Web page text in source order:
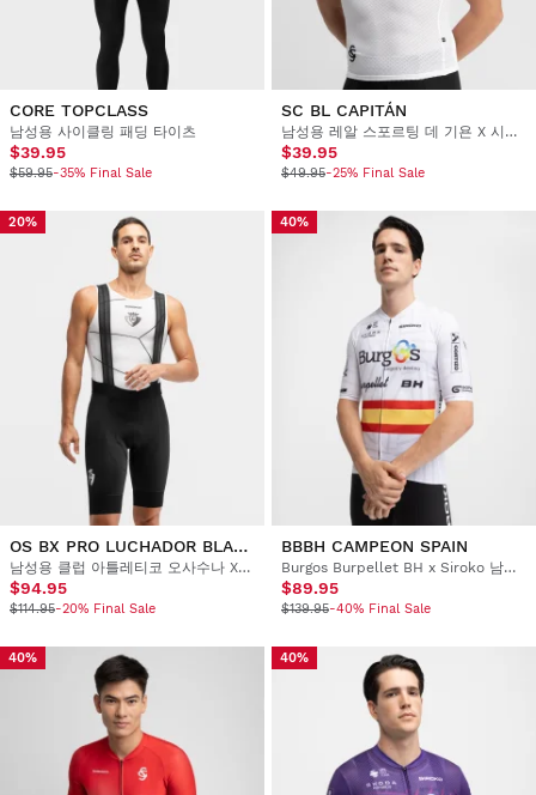
CORE TOPCLASS
남성용 사이클링 패딩 타이츠
$39.95
$59.95-35% Final Sale
SC BL CAPITÁN
남성용 레알 스포르팅 데 기욘 X 시로코 사이클링 베이스 레이어 탑
$39.95
$49.95-25% Final Sale
20%
OS BX PRO LUCHADOR BLACK
남성용 클럽 아틀레티코 오사수나 X 시로코 사이클링 빕 숏
$94.95
$114.95-20% Final Sale
40%
BBBH CAMPEON SPAIN
Burgos Burpellet BH x Siroko 남성용 숏슬리브 사이클링 저지
$89.95
$139.95-40% Final Sale
40% 40%